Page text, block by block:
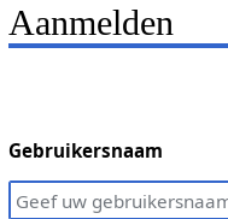
Aanmelden
Gebruikersnaam